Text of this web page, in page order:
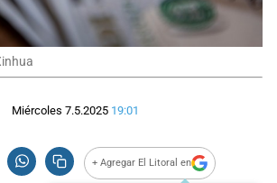
Miércoles 7.5.2025 19:01
+ Agregar El Litoral en